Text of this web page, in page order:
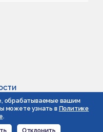
обрабатываемые вашим
можете узнать в Политике
.
Отклонить